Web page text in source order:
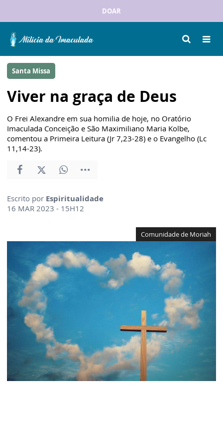
DOAR
Santa Missa
Viver na graça de Deus
O Frei Alexandre em sua homilia de hoje, no Oratório
Imaculada Conceição e São Maximiliano Maria Kolbe,
comentou a Primeira Leitura (Jr 7,23-28) e o Evangelho (Lc
11,14-23).
Escrito por Espiritualidade
16 MAR 2023 - 15H12
Comunidade de Moriah